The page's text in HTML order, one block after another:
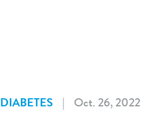
DIABETES | Oct. 26, 2022